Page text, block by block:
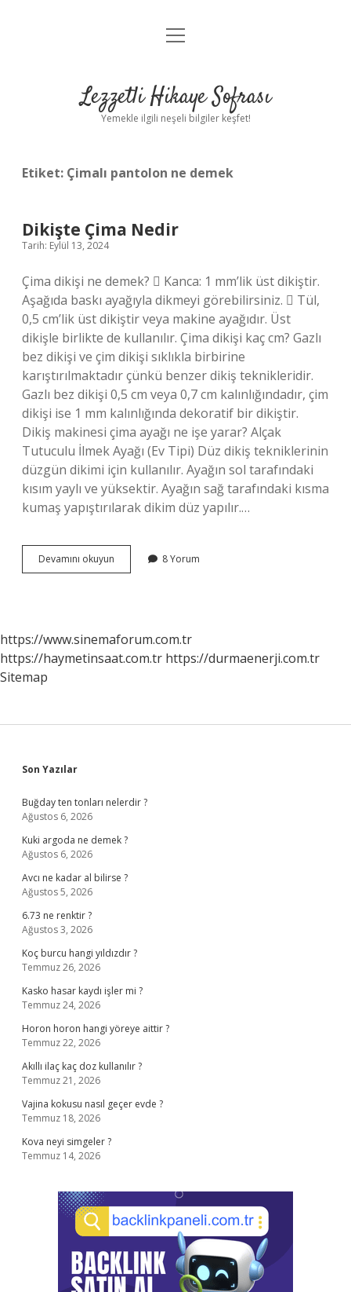
Anasayfa
Yasal Uyarı
menüyü
Lezzetli Hikaye Sofrası
Yemekle ilgili neşeli bilgiler keşfet!
Etiket: Çimalı pantolon ne demek
Dikişte Çima Nedir
Tarih: Eylül 13, 2024
Çima dikişi ne demek?  Kanca: 1 mm’lik üst dikiştir.
Aşağıda baskı ayağıyla dikmeyi görebilirsiniz.  Tül,
0,5 cm’lik üst dikiştir veya makine ayağıdır. Üst
dikişle birlikte de kullanılır. Çima dikişi kaç cm? Gazlı
bez dikişi ve çim dikişi sıklıkla birbirine
karıştırılmaktadır çünkü benzer dikiş teknikleridir.
Gazlı bez dikişi 0,5 cm veya 0,7 cm kalınlığındadır, çim
dikişi ise 1 mm kalınlığında dekoratif bir dikiştir.
Dikiş makinesi çima ayağı ne işe yarar? Alçak
Tutuculu İlmek Ayağı (Ev Tipi) Düz dikiş tekniklerinin
düzgün dikimi için kullanılır. Ayağın sol tarafındaki
kısım yaylı ve yüksektir. Ayağın sağ tarafındaki kısma
kumaş yapıştırılarak dikim düz yapılır.…
Devamını okuyun
Çima
8 Yorum
https://www.sinemaforum.com.tr
https://haymetinsaat.com.tr https://durmaenerji.com.tr
Sitemap
Sidebar
Son Yazılar
Buğday ten tonları nelerdir ?
Ağustos 6, 2026
Kuki argoda ne demek ?
Ağustos 6, 2026
Avcı ne kadar al bilirse ?
Ağustos 5, 2026
6.73 ne renktir ?
Ağustos 3, 2026
Koç burcu hangi yıldızdır ?
Temmuz 26, 2026
Kasko hasar kaydı işler mi ?
Temmuz 24, 2026
Horon horon hangi yöreye aittir ?
Temmuz 22, 2026
Akıllı ilaç kaç doz kullanılır ?
Temmuz 21, 2026
Vajina kokusu nasıl geçer evde ?
Temmuz 18, 2026
Kova neyi simgeler ?
Temmuz 14, 2026